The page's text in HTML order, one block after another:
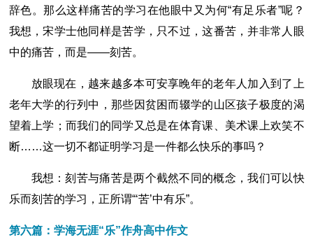
辞色。那么这样痛苦的学习在他眼中又为何“有足乐者”呢？
我想，宋学士他同样是苦学，只不过，这番苦，并非常人眼
中的痛苦，而是――刻苦。
放眼现在，越来越多本可安享晚年的老年人加入到了上
老年大学的行列中，那些因贫困而辍学的山区孩子极度的渴
望着上学；而我们的同学又总是在体育课、美术课上欢笑不
断……这一切不都证明学习是一件都么快乐的事吗？
我想：刻苦与痛苦是两个截然不同的概念，我们可以快
乐而刻苦的学习，正所谓“‘苦’中有乐”。
第六篇：学海无涯“乐”作舟高中作文